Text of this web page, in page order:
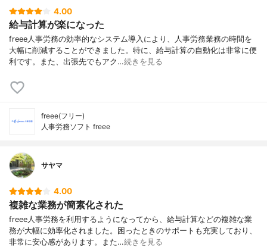
4.00
給与計算が楽になった
freee人事労務の効率的なシステム導入により、人事労務業務の時間を
大幅に削減することができました。特に、給与計算の自動化は非常に便
利です。また、出張先でもアク…続きを見る
freee(フリー)
人事労務ソフト freee
サヤマ
4.00
複雑な業務が簡素化された
freee人事労務を利用するようになってから、給与計算などの複雑な業
務が大幅に効率化されました。困ったときのサポートも充実しており、
非常に安心感があります。また…続きを見る